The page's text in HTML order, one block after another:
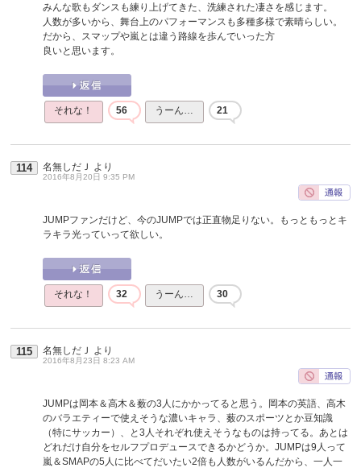
みんな歌もダンスも練り上げてきた、洗練された凄さを感じます。
人数が多いから、舞台上のパフォーマンスも多種多様で素晴らしい。
だから、スマップや嵐とは違う路線を歩んでいった方
良いと思います。
それな！ 56 うーん… 21
114 名無しだＪ より
2016年8月20日 9:35 PM
JUMPファンだけど、今のJUMPでは正直物足りない。もっともっとキ
ラキラ光っていって欲しい。
それな！ 32 うーん… 30
115 名無しだＪ より
2016年8月23日 8:23 AM
JUMPは岡本＆高木＆薮の3人にかかってると思う。岡本の英語、高木
のバラエティーで使えそうな濃いキャラ、薮のスポーツとか豆知識
（特にサッカー）、と3人それぞれ使えそうなものは持ってる。あとは
どれだけ自分をセルフプロデュースできるかどうか。JUMPは9人って
嵐＆SMAPの5人に比べてだいたい2倍も人数がいるんだから、一人一